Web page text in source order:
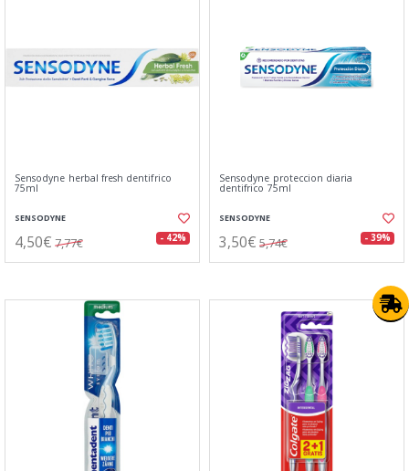
Sensodyne herbal fresh dentifrico
75ml
SENSODYNE
4,50€ 7,77€ - 42%
Sensodyne proteccion diaria
dentifrico 75ml
SENSODYNE
3,50€ 5,74€ - 39%